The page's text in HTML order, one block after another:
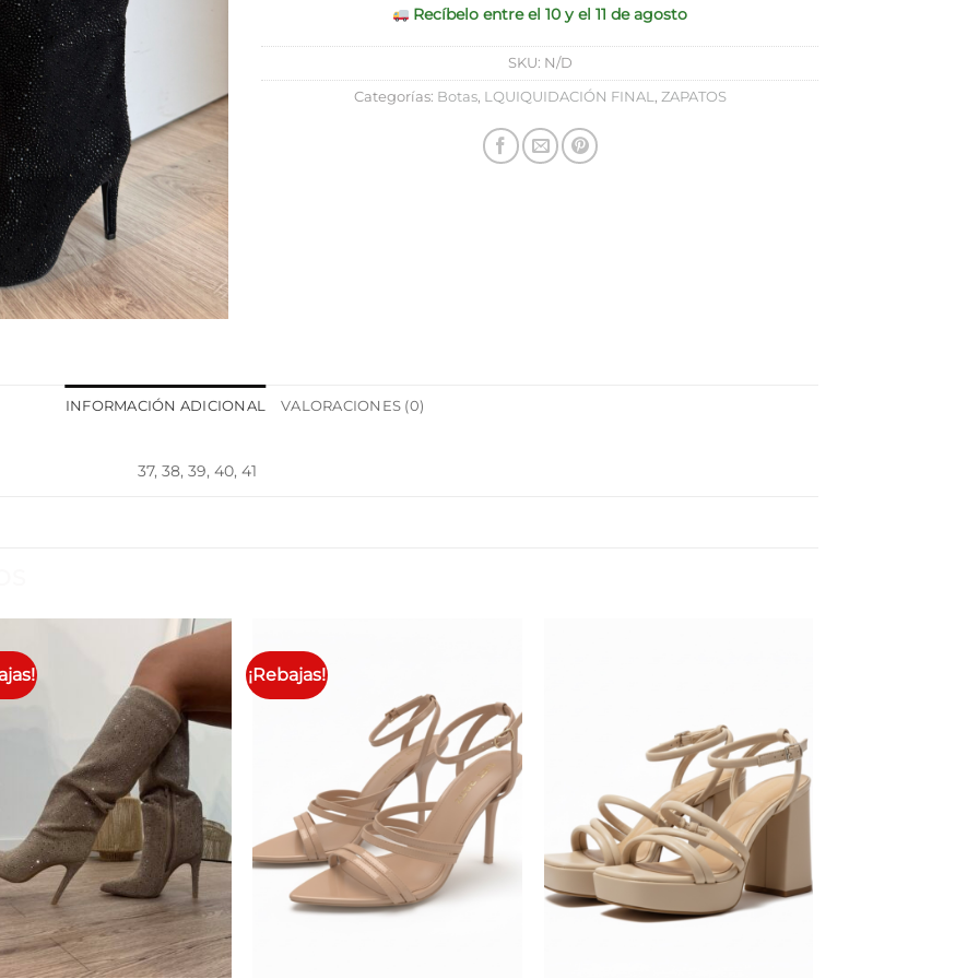
Recíbelo entre el 10 y el 11 de agosto
SKU: N/D
Categorías: Botas, LQUIQUIDACIÓN FINAL, ZAPATOS
INFORMACIÓN ADICIONAL VALORACIONES (0)
37, 38, 39, 40, 41
¡Rebajas!